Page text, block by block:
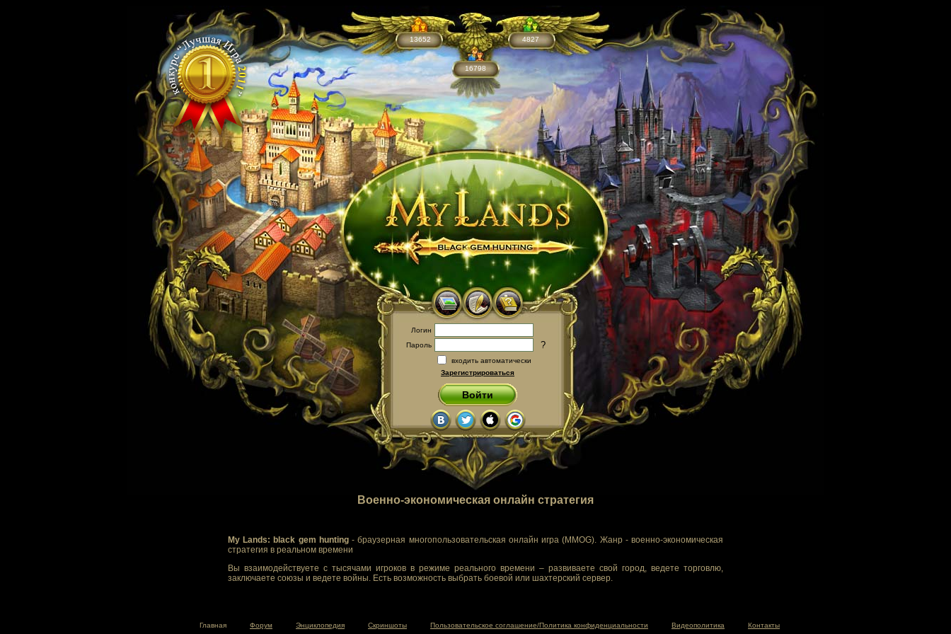
13652
16798
4827
Логин
Пароль
?
входить автоматически
Зарегистрироваться
Войти
Военно-экономическая онлайн стратегия
My Lands: black gem hunting- браузерная многопользовательская онлайн игра (MMOG). Жанр - военно-экономическая
стратегия в реальном времени
Вы взаимодействуете с тысячами игроков в режиме реального времени – развиваете свой город, ведете торговлю,
заключаете союзы и ведете войны. Есть возможность выбрать боевой или шахтерский сервер.
Главная Форум Энциклопедия Скриншоты Пользовательское соглашение/Политика конфиденциальности Видеополитика Контакты